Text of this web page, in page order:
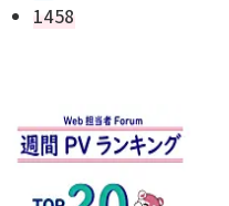
1458